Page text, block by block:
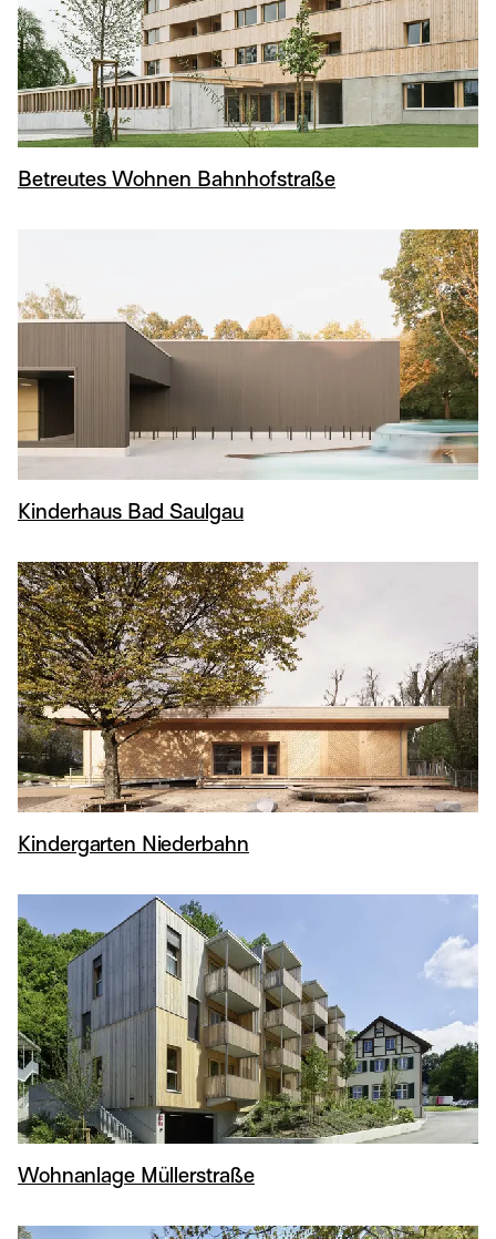
Betreutes Wohnen Bahnhofstraße
Kinderhaus Bad Saulgau
Kindergarten Niederbahn
Wohnanlage Müllerstraße